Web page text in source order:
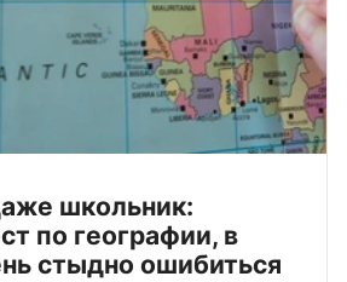
школьник:
по географии, в
стыдно ошибиться